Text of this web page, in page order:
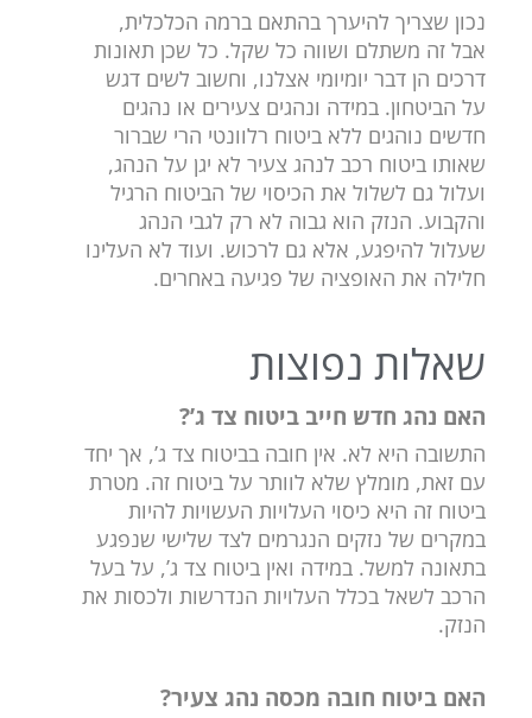
נכון שצריך להיערך בהתאם ברמה הכלכלית,
אבל זה משתלם ושווה כל שקל. כל שכן תאונות
דרכים הן דבר יומיומי אצלנו, וחשוב לשים דגש
על הביטחון. במידה ונהגים צעירים או נהגים
חדשים נוהגים ללא ביטוח רלוונטי הרי שברור
שאותו ביטוח רכב לנהג צעיר לא יגן על הנהג,
ועלול גם לשלול את הכיסוי של הביטוח הרגיל
והקבוע. הנזק הוא גבוה לא רק לגבי הנהג
שעלול להיפגע, אלא גם לרכוש. ועוד לא העלינו
חלילה את האופציה של פגיעה באחרים.
שאלות נפוצות
האם נהג חדש חייב ביטוח צד ג’?
התשובה היא לא. אין חובה בביטוח צד ג’, אך יחד
עם זאת, מומלץ שלא לוותר על ביטוח זה. מטרת
ביטוח זה היא כיסוי העלויות העשויות להיות
במקרים של נזקים הנגרמים לצד שלישי שנפגע
בתאונה למשל. במידה ואין ביטוח צד ג’, על בעל
הרכב לשאל בכלל העלויות הנדרשות ולכסות את
הנזק.
האם ביטוח חובה מכסה נהג צעיר?